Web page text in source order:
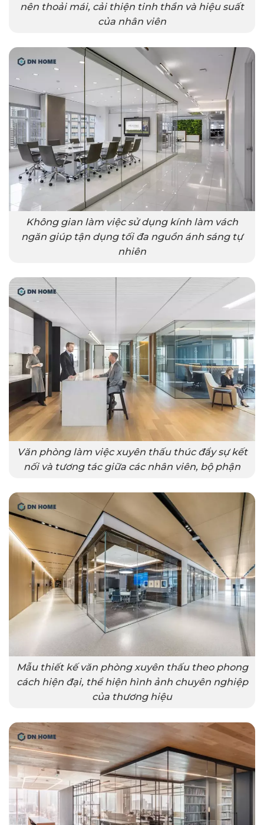
nên thoải mái, cải thiện tinh thần và hiệu suất
của nhân viên
Không gian làm việc sử dụng kính làm vách
ngăn giúp tận dụng tối đa nguồn ánh sáng tự
nhiên
Văn phòng làm việc xuyên thấu thúc đẩy sự kết
nối và tương tác giữa các nhân viên, bộ phận
Mẫu thiết kế văn phòng xuyên thấu theo phong
cách hiện đại, thể hiện hình ảnh chuyên nghiệp
của thương hiệu